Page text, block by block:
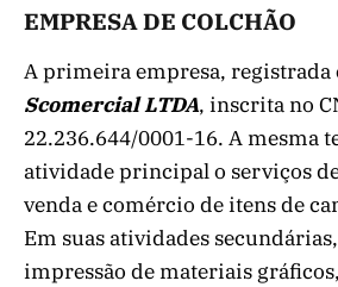
EMPRESA DE COLCHÃO
A primeira empresa, registrada
Scomercial LTDA, inscrita no
22.236.644/0001-16. A mesma
atividade principal o serviços
venda e comércio de itens de
Em suas atividades
impressão de materiais